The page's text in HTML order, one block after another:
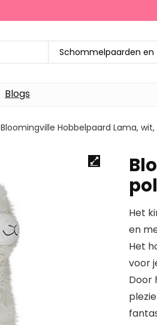
Schommelpaarden en
Blogs
Bloomingville Hobbelpaard Lama,
Het
en
Het
voor
Door